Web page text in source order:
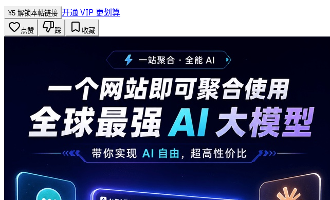
¥5 解锁本帖链接 开通 VIP 更划算
点赞 踩 收藏